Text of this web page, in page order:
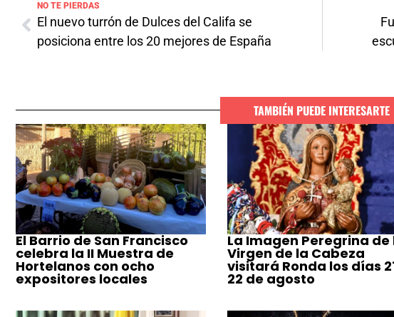
NO TE PIERDAS
El nuevo turrón de Dulces del Califa se
posiciona entre los 20 mejores de España
TAMBIÉN PUEDE INTERESARTE
El Barrio de San Francisco
celebra la II Muestra de
Hortelanos con ocho
expositores locales
La Imagen Peregrina de
Virgen de la Cabeza
visitará Ronda los días
22 de agosto